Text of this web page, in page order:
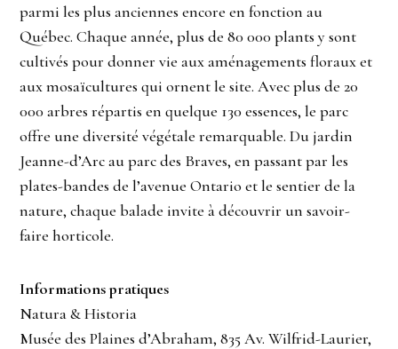
parmi les plus anciennes encore en fonction au
Québec. Chaque année, plus de 80 000 plants y sont
cultivés pour donner vie aux aménagements floraux et
aux mosaïcultures qui ornent le site. Avec plus de 20
000 arbres répartis en quelque 130 essences, le parc
offre une diversité végétale remarquable. Du jardin
Jeanne-d’Arc au parc des Braves, en passant par les
plates-bandes de l’avenue Ontario et le sentier de la
nature, chaque balade invite à découvrir un savoir-
faire horticole.
Informations pratiques
Natura & Historia
Musée des Plaines d’Abraham, 835 Av. Wilfrid-Laurier,